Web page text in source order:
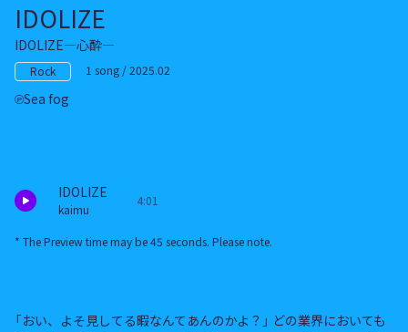
IDOLIZE
IDOLIZE―心酔―
Rock 1 song / 2025.02
Sea fog
IDOLIZE
kaimu
4:01
* The Preview time may be 45 seconds. Please note.
「おい、よそ見してる暇なんてあんのかよ？」 どの業界においても